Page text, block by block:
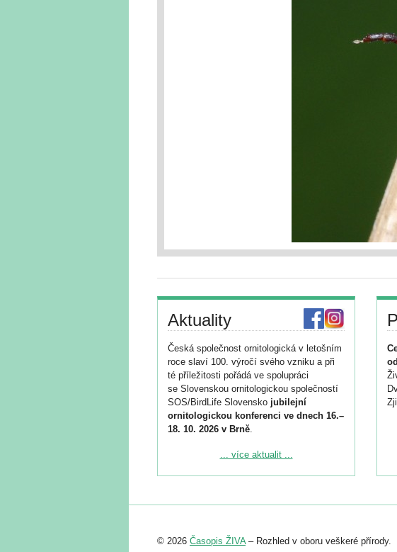
Aktuality
Česká společnost ornitologická v letošním
roce slaví 100. výročí svého vzniku a při
té příležitosti pořádá ve spolupráci
se Slovenskou ornitologickou společností
SOS/BirdLife Slovensko jubilejní
ornitologickou konferenci ve dnech 16.–
18. 10. 2026 v Brně.
Podrobnější informace ke konferenci
Registrovat se můžete do 6. září.
abstraktu přihlášené přednášky nebo
... více aktualit ...
© 2026 Časopis ŽIVA– Rozhled v oboru veškeré přírody.